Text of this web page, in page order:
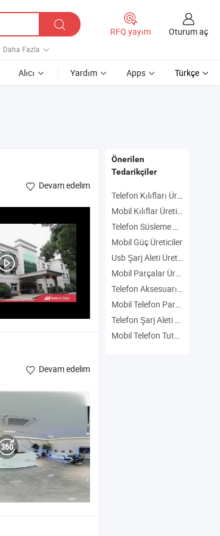
Daha Fazla
RFQ yayım Oturum aç
Alıcı Yardım Apps Türkçe
Devam edelim
Otomobil Sızdırmazlık Yüzüğü
Devam edelim
Önerilen
Tedarikçiler
Telefon Kılıfları Üreticiler
Mobil Kılıflar Üreticiler
Telefon Süsleme Üreticiler
Mobil Güç Üreticiler
Usb Şarj Aleti Üreticiler
Mobil Parçalar Üreticiler
Telefon Aksesuarı Üreticiler
Mobil Telefon Parçası Üreticiler
Telefon Şarj Aleti Üreticiler
Mobil Telefon Tutucu Üreticiler